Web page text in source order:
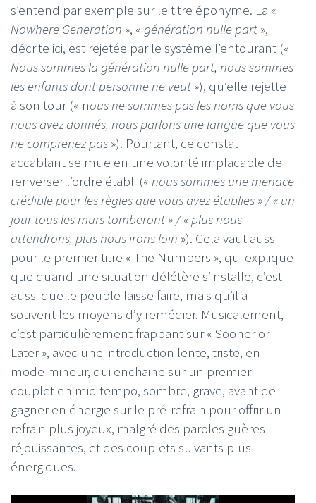
s’entend par exemple sur le titre éponyme. La «
Nowhere Generation », « génération nulle part »,
décrite ici, est rejetée par le système l’entourant («
Nous sommes la génération nulle part, nous sommes
les enfants dont personne ne veut »), qu’elle rejette
à son tour (« nous ne sommes pas les noms que vous
nous avez donnés, nous parlons une langue que vous
ne comprenez pas »). Pourtant, ce constat
accablant se mue en une volonté implacable de
renverser l’ordre établi (« nous sommes une menace
crédible pour les règles que vous avez établies » / « un
jour tous les murs tomberont » / « plus nous
attendrons, plus nous irons loin »). Cela vaut aussi
pour le premier titre « The Numbers », qui explique
que quand une situation délétère s’installe, c’est
aussi que le peuple laisse faire, mais qu’il a
souvent les moyens d’y remédier. Musicalement,
c’est particulièrement frappant sur « Sooner or
Later », avec une introduction lente, triste, en
mode mineur, qui enchaine sur un premier
couplet en mid tempo, sombre, grave, avant de
gagner en énergie sur le pré-refrain pour offrir un
refrain plus joyeux, malgré des paroles guères
réjouissantes, et des couplets suivants plus
énergiques.